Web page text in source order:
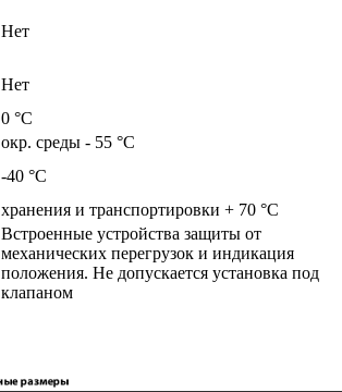
Нет
Нет
0 °C
окр. среды - 55 °C
-40 °C
хранения и транспортировки + 70 °C
Встроенные устройства защиты от
механических перегрузок и индикация
положения. Не допускается установка под
клапаном